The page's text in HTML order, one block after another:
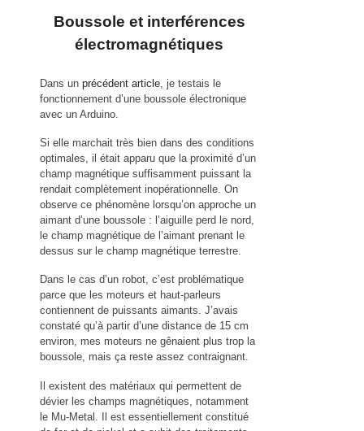
Boussole et interférences
électromagnétiques
Dans un précédent article , je testais le
fonctionnement d’une boussole électronique
avec un Arduino.
Si elle marchait très bien dans des conditions
optimales, il était apparu que la proximité d’un
champ magnétique suffisamment puissant la
rendait complètement inopérationnelle. On
observe ce phénomène lorsqu’on approche un
aimant d’une boussole : l’aiguille perd le nord,
le champ magnétique de l’aimant prenant le
dessus sur le champ magnétique terrestre.
Dans le cas d’un robot, c’est problématique
parce que les moteurs et haut-parleurs
contiennent de puissants aimants. J’avais
constaté qu’à partir d’une distance de 15 cm
environ, mes moteurs ne gênaient plus trop la
boussole, mais ça reste assez contraignant.
Il existent des matériaux qui permettent de
dévier les champs magnétiques, notamment
le Mu-Metal. Il est essentiellement constitué